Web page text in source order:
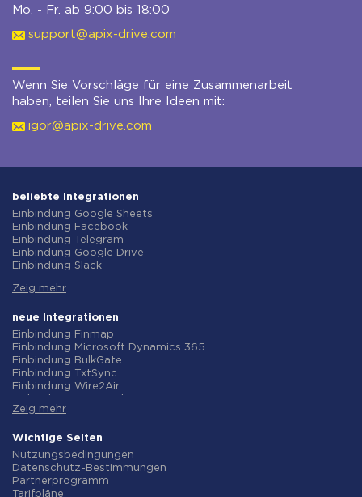
Mo. - Fr. ab 9:00 bis 18:00
support@apix-drive.com
Wenn Sie Vorschläge für eine Zusammenarbeit
haben, teilen Sie uns Ihre Ideen mit:
igor@apix-drive.com
beliebte Integrationen
Einbindung Google Sheets
Einbindung Facebook
Einbindung Telegram
Einbindung Google Drive
Einbindung Slack
Einbindung Gmail
Einbindung ClickUp
Einbindung Airtable
Einbindung Google Contacts
Einbindung OpenAI (ChatGPT)
Einbindung Instagram
Einbindung ActiveCampaign
Einbindung Typeform
Einbindung Salesforce CRM
Einbindung Notion
Einbindung AWeber
Einbindung Asana
Einbindung ZOHO CRM
Zeig mehr
neue Integrationen
Einbindung Finmap
Einbindung Microsoft Dynamics 365
Einbindung BulkGate
Einbindung TxtSync
Einbindung Wire2Air
Einbindung Infobip
Einbindung AtomPark
Einbindung TXTImpact
Einbindung Campaign Monitor
Einbindung CM.com
Einbindung D7 Networks
Zeig mehr
Wichtige Seiten
Nutzungsbedingungen
Datenschutz-Bestimmungen
Partnerprogramm
Tarifpläne